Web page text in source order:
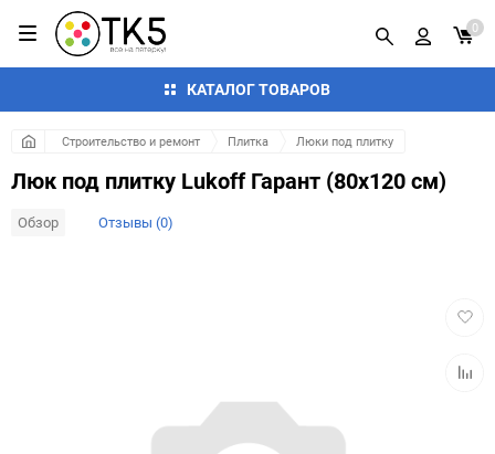
КАТАЛОГ ТОВАРОВ
0
Строительство и ремонт Плитка Люки под плитку
Люк под плитку Lukoff Гарант (80x120 см)
Обзор Отзывы (0)